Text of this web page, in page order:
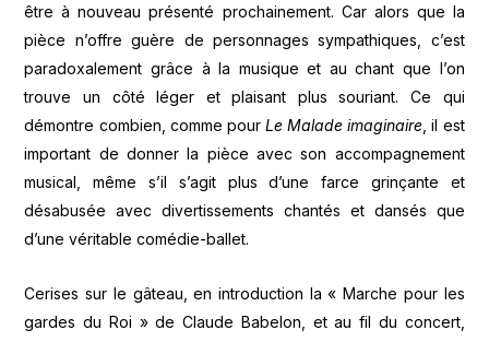
être à nouveau présenté prochainement. Car alors que la
pièce n’offre guère de personnages sympathiques, c’est
paradoxalement grâce à la musique et au chant que l’on
trouve un côté léger et plaisant plus souriant. Ce qui
démontre combien, comme pour Le Malade imaginaire , il est
important de donner la pièce avec son accompagnement
musical, même s’il s’agit plus d’une farce grinçante et
désabusée avec divertissements chantés et dansés que
d’une véritable comédie-ballet.
Cerises sur le gâteau, en introduction la « Marche pour les
gardes du Roi » de Claude Babelon, et au fil du concert,